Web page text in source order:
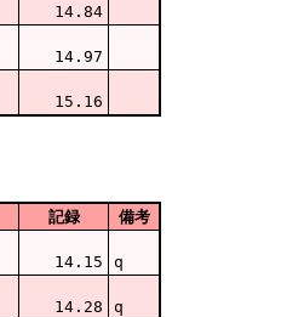
14.84
14.97
15.16
記録 備考
14.15 q
14.28 q